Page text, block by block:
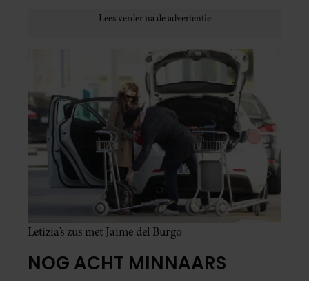
Letizia’s zus met Jaime del Burgo
NOG ACHT MINNAARS